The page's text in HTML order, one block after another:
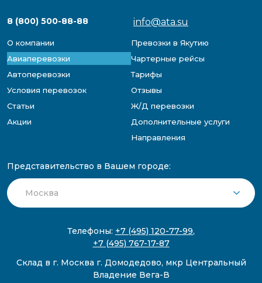
8 (800) 500-88-88 info@ata.su
О компании
Превозки в Якутию
Авиаперевозки
Чартерные рейсы
Автоперевозки
Тарифы
Условия перевозок
Отзывы
Статьи
Ж/Д перевозки
Акции
Дополнительные услуги
Направления
Представительство в Вашем городе:
Телефоны: +7 (495) 120-77-99,
+7 (495) 767-17-87
Склад в г. Москва г. Домодедово, мкр Центральный
Владение Вега-В